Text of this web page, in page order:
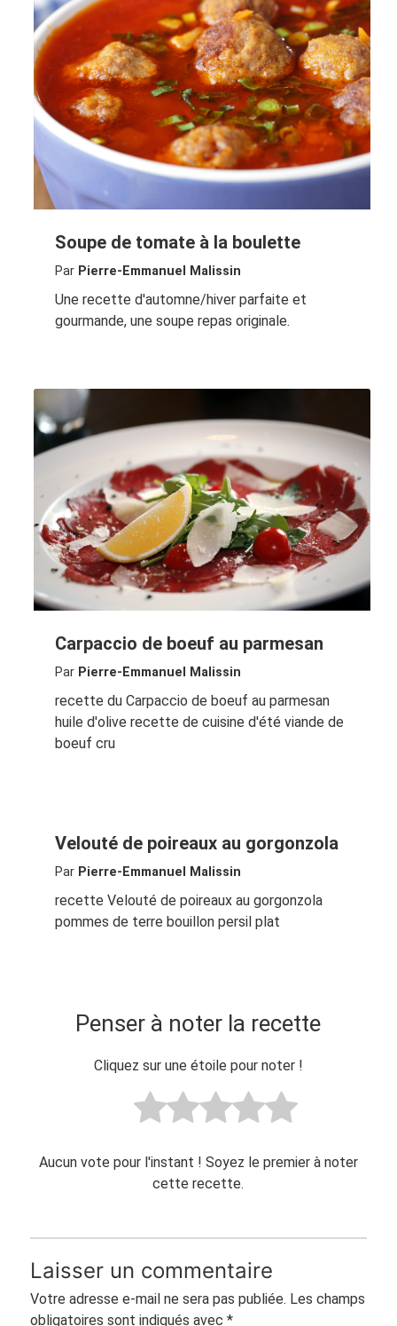
Soupe de tomate à la boulette
Par Pierre-Emmanuel Malissin
Une recette d'automne/hiver parfaite et
gourmande, une soupe repas originale.
Carpaccio de boeuf au parmesan
Par Pierre-Emmanuel Malissin
recette du Carpaccio de boeuf au parmesan
huile d'olive recette de cuisine d'été viande de
boeuf cru
Velouté de poireaux au gorgonzola
Par Pierre-Emmanuel Malissin
recette Velouté de poireaux au gorgonzola
pommes de terre bouillon persil plat
Penser à noter la recette
Cliquez sur une étoile pour noter !
Aucun vote pour l'instant ! Soyez le premier à noter
cette recette.
Laisser un commentaire
Votre adresse e-mail ne sera pas publiée. Les champs
obligatoires sont indiqués avec *